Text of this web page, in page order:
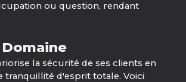
ou question, rendant
la sécurité de ses clients en
d'esprit totale. Voici